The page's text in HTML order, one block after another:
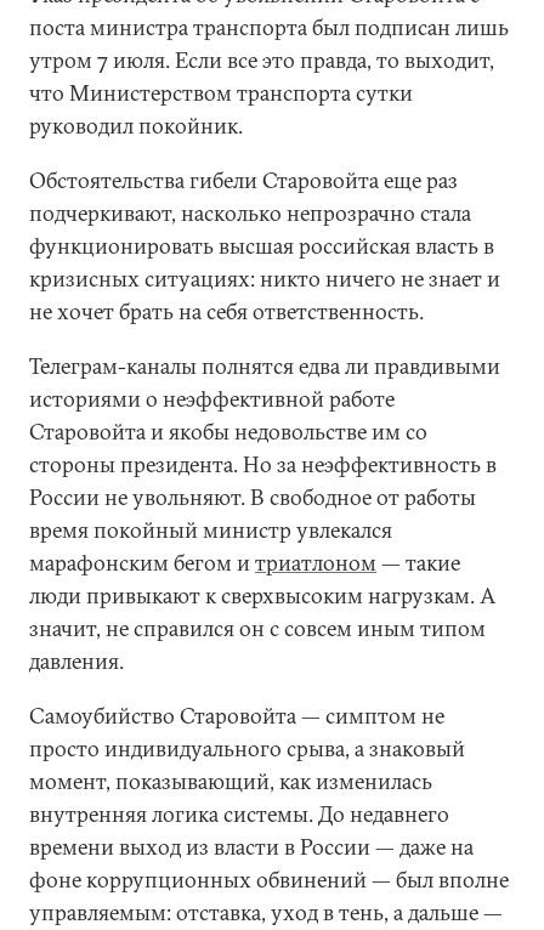
поста министра транспорта был подписан лишь
утром 7 июля. Если все это правда, то выходит,
что Министерством транспорта сутки
руководил покойник.
Обстоятельства гибели Старовойта еще раз
подчеркивают, насколько непрозрачно стала
функционировать высшая российская власть в
кризисных ситуациях: никто ничего не знает и
не хочет брать на себя ответственность.
Телеграм-каналы полнятся едва ли правдивыми
историями о неэффективной работе
Старовойта и якобы недовольстве им со
стороны президента. Но за неэффективность в
России не увольняют. В свободное от работы
время покойный министр увлекался
марафонским бегом итриатлоном — такие
люди привыкают к сверхвысоким нагрузкам. А
значит, не справился он с совсем иным типом
давления.
Самоубийство Старовойта — симптом не
просто индивидуального срыва, а знаковый
момент, показывающий, как изменилась
внутренняя логика системы. До недавнего
времени выход из власти в России — даже на
фоне коррупционных обвинений — был вполне
управляемым: отставка, уход в тень, а дальше —